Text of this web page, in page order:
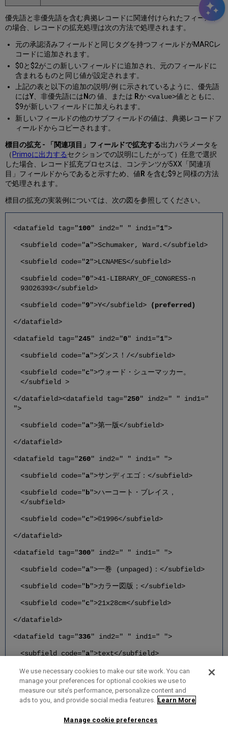
優先語と非優先語を含む典拠レコードに関連付けられたフィールド
の場合、レコードの拡充処理は次の方法で処理されます。
元の承認済みフィールドと同じタグを持つフィールドがMARCレ
コードに追加されます。
$0と$2がこの新しいフィールドに追加され、元のフィールドに
含まれるものと同じ値が設定されます。
上記の表と以下の追加の説明/例 に示されているように、優先語
にはY、非優先語には Nの 値、または Rか<value>値とともに、
$9が新しいフィールドに加えられます。
新しいフィールドの他のサブフィールドの値は、典拠レコードフ
ィールドからコピーされます。
標目の拡充 - 「関連項目」フィールドで拡充する出力パラメータを
（ Primoに出力するセクションでの説明にしたがって）任意で選択
した場合、レコード拡充プロセスは、コンテンツが5XX「関連項
目」フィールドからであると示すため、値 R を含む$9と同様の方法
で処理されます。
標目の拡充の実装例については、次の図を参照してください。
<datafield tag="100" ind2=" " ind1="1">
<subfield code="a">Schumaker, Ward.</subfield>
<subfield code="2">LCNAMES</subfield>
<subfield code="0">41-LIBRARY_OF_CONGRESS-n
93026393</subfield>
<subfield code="9">Y</subfield> (preferred)
</datafield>
<datafield tag="245" ind2="0" ind1="1">
<subfield code="a">ダンス！/</subfield>
<subfield code="c">ウォード・シューマッカー。
</subfield >
</datafield><datafield tag="250" ind2=" " ind1="
">
<subfield code="a">第一版</subfield>
</datafield>
<datafield tag="260" ind2=" " ind1=" ">
<subfield code="a">サンディエゴ：</subfield>
<subfield code="b">ハーコート・ブレイス，
</subfield>
<subfield code="c">©1996</subfield>
</datafield>
<datafield tag="300" ind2=" " ind1=" ">
<subfield code="a">一巻 (unpaged)：</subfield>
<subfield code="b">カラー図版；</subfield>
<subfield code="c">21x28cm</subfield>
</datafield>
<datafield tag="336" ind2=" " ind1=" ">
<subfield code="a">text</subfield>
<subfield code="b">txt</subfield>
<subfield code="2">rdacontent</subfield>
</datafield
<datafield tag="337" ind2=" " ind1=" ">
We use necessary cookies to make our site work. You can
manage your preferences for optional cookies we use to
measure our site’s performance, personalize content and
ads to you, and provide social media features. Learn More
Manage cookie preferences